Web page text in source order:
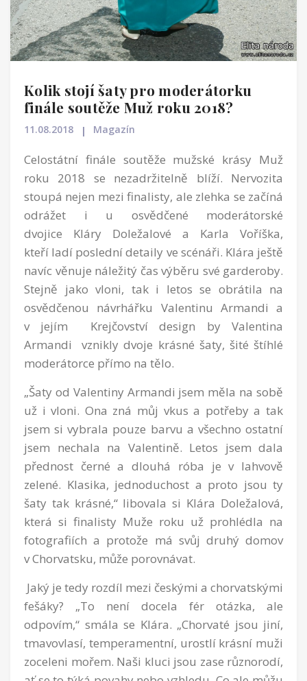
Kolik stojí šaty pro moderátorku
finále soutěže Muž roku 2018?
11.08.2018 Magazín
Celostátní finále soutěže mužské krásy Muž
roku 2018 se nezadržitelně blíží. Nervozita
stoupá nejen mezi finalisty, ale zlehka se začíná
odrážet i u osvědčené moderátorské
dvojice Kláry Doležalové a Karla Voříška,
kteří ladí poslední detaily ve scénáři. Klára ještě
navíc věnuje náležitý čas výběru své garderoby.
Stejně jako vloni, tak i letos se obrátila na
osvědčenou návrhářku Valentinu Armandi a
v jejím Krejčovství design by Valentina
Armandi vznikly dvoje krásné šaty, šité štíhlé
moderátorce přímo na tělo.
„Šaty od Valentiny Armandi jsem měla na sobě
už i vloni. Ona zná můj vkus a potřeby a tak
jsem si vybrala pouze barvu a všechno ostatní
jsem nechala na Valentině. Letos jsem dala
přednost černé a dlouhá róba je v lahvově
zelené. Klasika, jednoduchost a proto jsou ty
šaty tak krásné,“ libovala si Klára Doležalová,
která si finalisty Muže roku už prohlédla na
fotografiích a protože má svůj druhý domov
v Chorvatsku, může porovnávat.
Jaký je tedy rozdíl mezi českými a chorvatskými
fešáky? „To není docela fér otázka, ale
odpovím,“ smála se Klára. „Chorvaté jsou jiní,
tmavovlasí, temperamentní, urostlí krásní muži
zoceleni mořem. Naši kluci jsou zase různorodí,